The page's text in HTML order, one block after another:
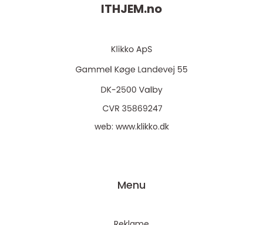
ITHJEM.no
web: www.klikko.dk
Menu